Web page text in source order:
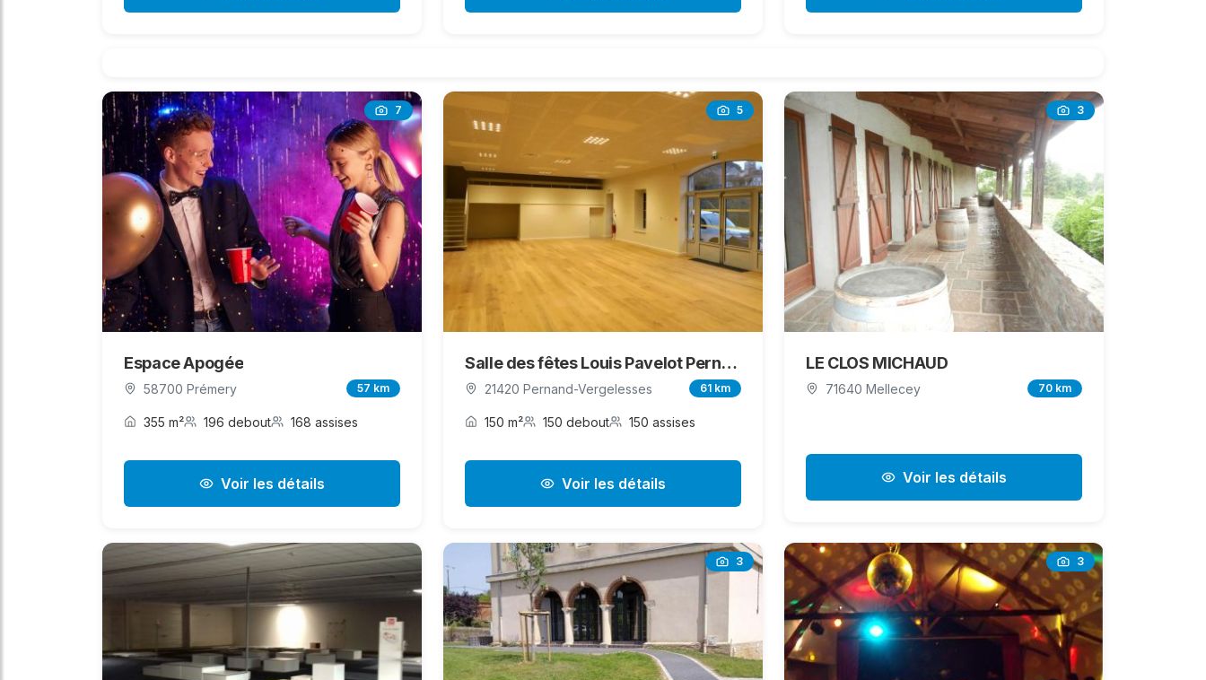
7
Espace Apogée
58700 Prémery 57 km
355 m² 196 debout 168 assises
Voir les détails
5
Salle des fêtes Louis Pavelot Pernand-Vergelesses
21420 Pernand-Vergelesses 61 km
150 m² 150 debout 150 assises
Voir les détails
3
LE CLOS MICHAUD
71640 Mellecey 70 km
Voir les détails
3 3